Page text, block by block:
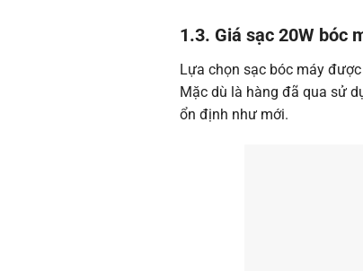
1.3. Giá sạc 20W bóc
Lựa chọn sạc bóc máy
Mặc dù là hàng đã qua sử
ổn định như mới.